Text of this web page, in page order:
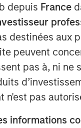
depuis France
destinées aux
peuvent
pas à, ni
n'est pas
informations
and
the
to the
have not yet
nor may offers